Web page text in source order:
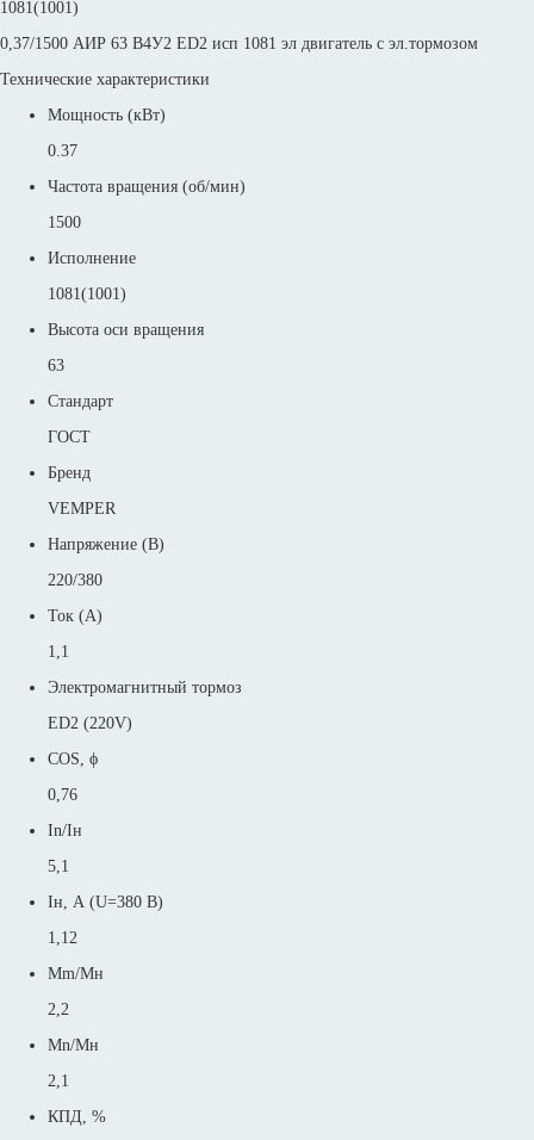
1081(1001)
0,37/1500 АИР 63 В4У2 ED2 исп 1081 эл двигатель с эл.тормозом
Технические характеристики
Мощность (кВт)
0.37
Частота вращения (об/мин)
1500
Исполнение
1081(1001)
Высота оси вращения
63
Стандарт
ГОСТ
Бренд
VEMPER
Напряжение (В)
220/380
Ток (А)
1,1
Электромагнитный тормоз
ED2 (220V)
COS, ϕ
0,76
In/Iн
5,1
Iн, А (U=380 В)
1,12
Mm/Mн
2,2
Mn/Mн
2,1
КПД, %